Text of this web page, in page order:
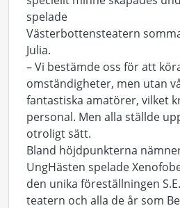
spelade
Västerbottensteatern
Julia.
– Vi bestämde oss för att
omständigheter, men utan
fantastiska amatörer, vilket
personal. Men alla ställde
otroligt sätt.
Bland höjdpunkterna
UngHästen spelade
den unika föreställningen
teatern och alla de år som